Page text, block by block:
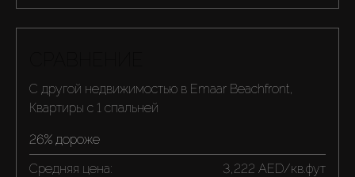
С другой недвижимостью в Emaar Beachfront,
Квартиры с 1 спальней
26% дороже
Средняя цена:
3,222 AED/кв.фут